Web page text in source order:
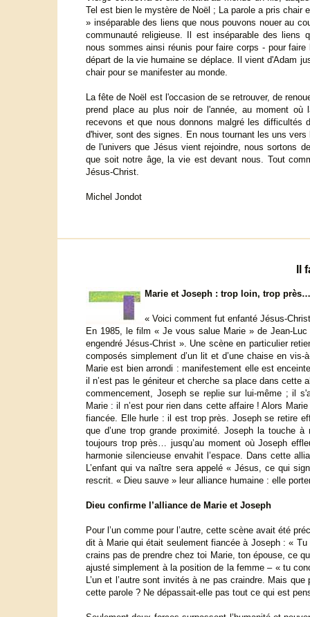
Tel est bien le mystère de Noël ; La parole a pris chair
» inséparable des liens que nous pouvons nouer au
communauté religieuse. Il est inséparable des liens
nous sommes ainsi réunis pour faire corps - pour
départ de la vie humaine se déplace. Il vient d'Adam
chair pour se manifester au monde.
La fête de Noël est l'occasion de se retrouver, de
prend place au plus noir de l'année, au moment
recevons et que nous donnons malgré les
d'hiver, sont des signes. En nous tournant les uns
de l'univers que Jésus vient rejoindre, nous sortons
que soit notre âge, la vie est devant nous. Tout
Jésus-Christ.
Michel Jondot
Il
Marie et Joseph : trop loin, trop près…
« Voici comment fut enfanté Jésus-
En 1985, le film « Je vous salue Marie » de Jean-
engendré Jésus-Christ ». Une scène en particulier
composés simplement d’un lit et d’une chaise en
Marie est bien arrondi : manifestement elle est
il n’est pas le géniteur et cherche sa place dans cette
commencement, Joseph se replie sur lui-même ; il
Marie : il n’est pour rien dans cette affaire ! Alors
fiancée. Elle hurle : il est trop près. Joseph se retire
que d’une trop grande proximité. Joseph la touche
toujours trop près… jusqu’au moment où Joseph
harmonie silencieuse envahit l’espace. Dans cette
L’enfant qui va naître sera appelé « Jésus, ce qui
rescrit. « Dieu sauve » leur alliance humaine : elle
Dieu confirme l’alliance de Marie et Joseph
Pour l’un comme pour l’autre, cette scène avait été
dit à Marie qui était seulement fiancée à Joseph : «
crains pas de prendre chez toi Marie, ton épouse, ce
ajusté simplement à la position de la femme – « tu
L’un et l’autre sont invités à ne pas craindre. Mais
cette parole ? Ne dépassait-elle pas tout ce qui est